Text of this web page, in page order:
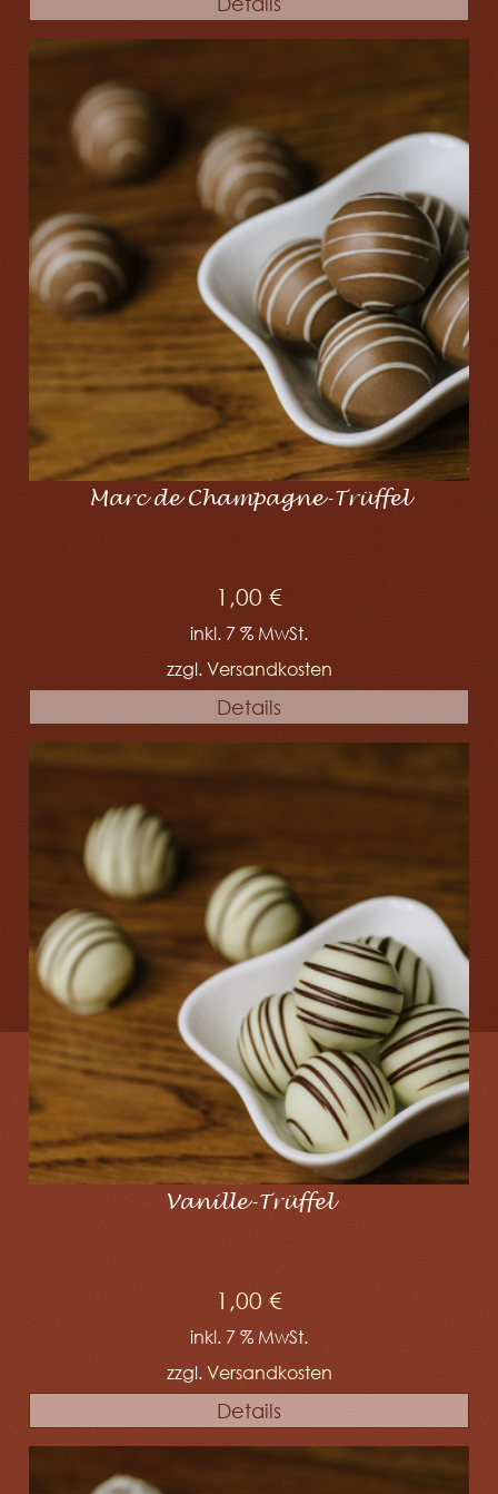
Marc de Champagne-Trüffel
1,00 €
inkl. 7 % MwSt.
zzgl.Versandkosten
Details
Vanille-Trüffel
1,00 €
inkl. 7 % MwSt.
zzgl.Versandkosten
Details